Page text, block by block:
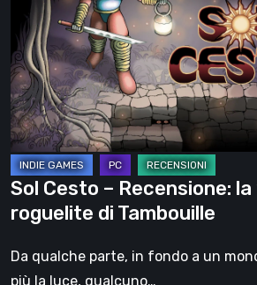
Recensione:
la
1.0
del
roguelite
di
Tambouille
Sol Cesto – Recensione: la
roguelite di Tambouille
Da qualche parte, in fondo a un
più la luce, qualcuno…